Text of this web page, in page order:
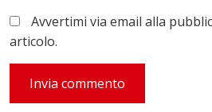
Avvertimi via email alla
articolo.